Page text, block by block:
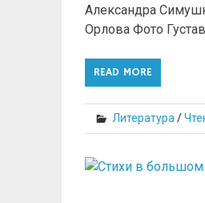
Александра
Орлова Фото
READ MORE
Литература /